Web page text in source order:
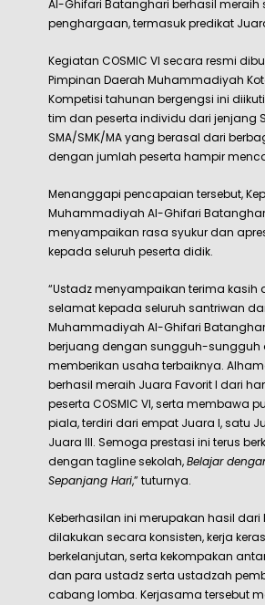
Al-Ghifari Batanghari berhasil meraih
penghargaan, termasuk predikat
Kegiatan COSMIC VI secara resmi
Pimpinan Daerah Muhammadiyah
Kompetisi tahunan bergengsi ini diikuti
tim dan peserta individu dari jenjang
SMA/SMK/MA yang berasal dari
dengan jumlah peserta hampir
Menanggapi pencapaian tersebut,
Muhammadiyah Al-Ghifari
menyampaikan rasa syukur dan
kepada seluruh peserta didik.
“Ustadz menyampaikan terima kasih
selamat kepada seluruh santriwan
Muhammadiyah Al-Ghifari
berjuang dengan sungguh-sungguh
memberikan usaha terbaiknya.
berhasil meraih Juara Favorit I dari
peserta COSMIC VI, serta membawa
piala, terdiri dari empat Juara I, satu
Juara III. Semoga prestasi ini terus
dengan tagline sekolah,Belajar
Sepanjang Hari,” tuturnya.
Keberhasilan ini merupakan hasil
dilakukan secara konsisten, kerja
berkelanjutan, serta kekompakan
dan para ustadz serta ustadzah
cabang lomba. Kerjasama tersebut